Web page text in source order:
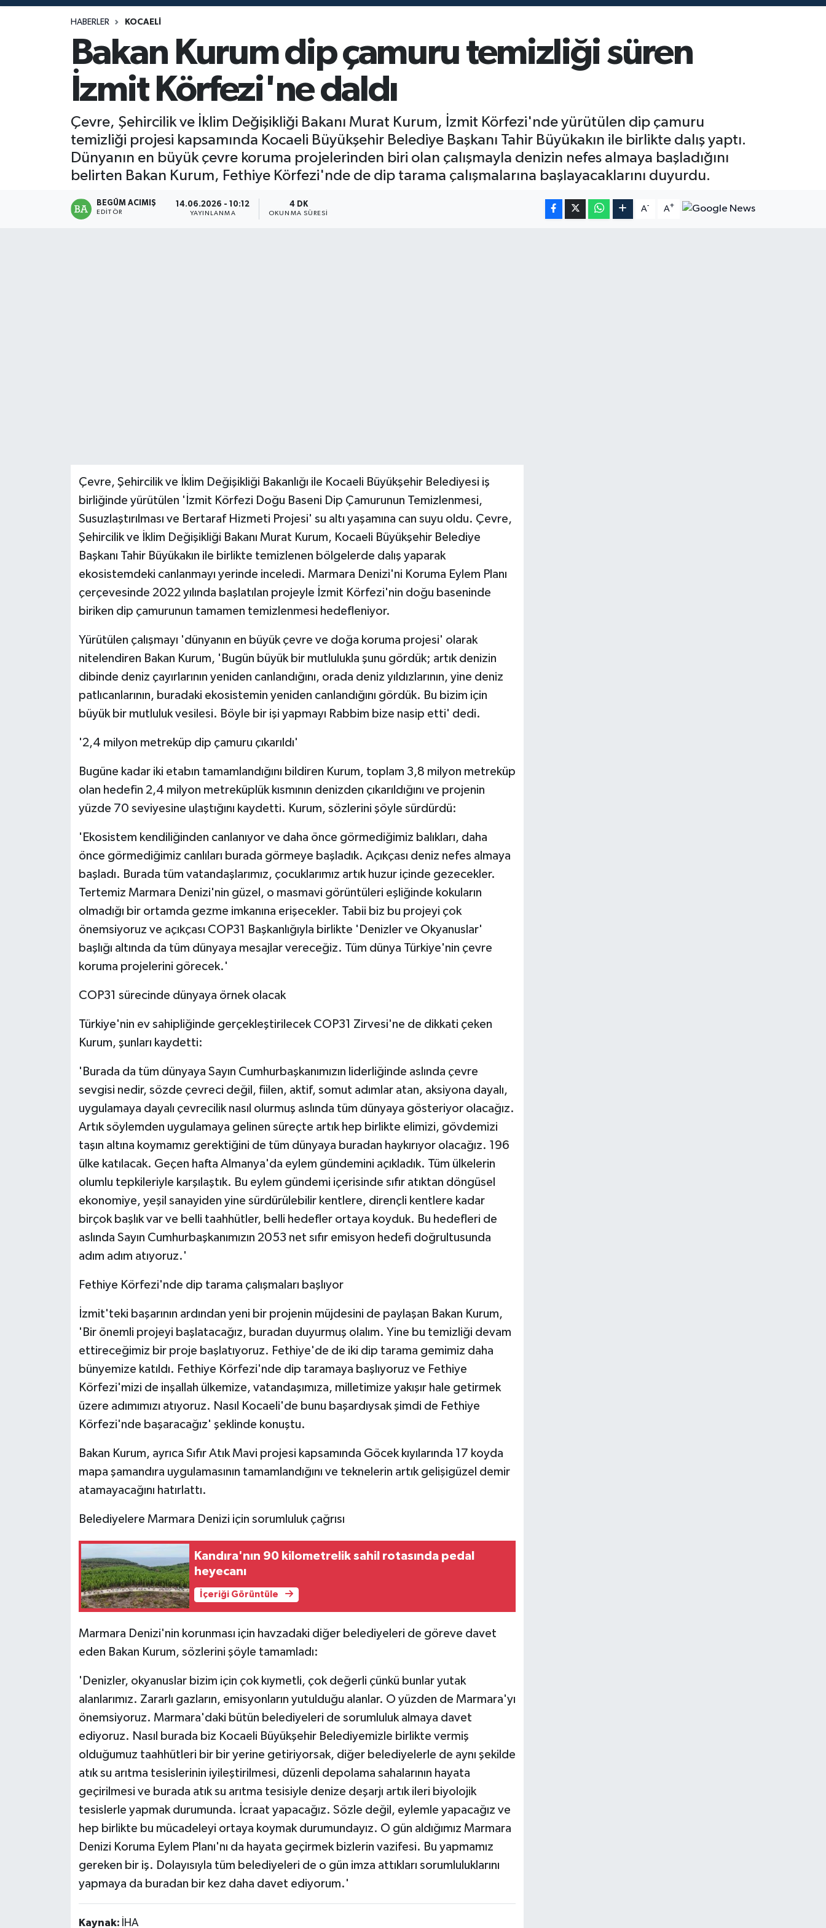
HABERLER KOCAELI
Bakan Kurum dip çamuru temizliği süren
İzmit Körfezi'ne daldı
Çevre, Şehircilik ve İklim Değişikliği Bakanı Murat Kurum, İzmit Körfezi'nde yürütülen dip çamuru
temizliği projesi kapsamında Kocaeli Büyükşehir Belediye Başkanı Tahir Büyükakın ile birlikte dalış yaptı.
Dünyanın en büyük çevre koruma projelerinden biri olan çalışmayla denizin nefes almaya başladığını
belirten Bakan Kurum, Fethiye Körfezi'nde de dip tarama çalışmalarına başlayacaklarını duyurdu.
BEGÜM ACIMIŞ
EDITÖR
14.06.2026 - 10:12
YAYINLANMA
4 DK
OKUNMA SÜRESI
A- A+
Çevre, Şehircilik ve İklim Değişikliği Bakanlığı ile Kocaeli Büyükşehir Belediyesi iş
birliğinde yürütülen 'İzmit Körfezi Doğu Baseni Dip Çamurunun Temizlenmesi,
Susuzlaştırılması ve Bertaraf Hizmeti Projesi' su altı yaşamına can suyu oldu. Çevre,
Şehircilik ve İklim Değişikliği Bakanı Murat Kurum, Kocaeli Büyükşehir Belediye
Başkanı Tahir Büyükakın ile birlikte temizlenen bölgelerde dalış yaparak
ekosistemdeki canlanmayı yerinde inceledi. Marmara Denizi'ni Koruma Eylem Planı
çerçevesinde 2022 yılında başlatılan projeyle İzmit Körfezi'nin doğu baseninde
biriken dip çamurunun tamamen temizlenmesi hedefleniyor.
Yürütülen çalışmayı 'dünyanın en büyük çevre ve doğa koruma projesi' olarak
nitelendiren Bakan Kurum, 'Bugün büyük bir mutlulukla şunu gördük; artık denizin
dibinde deniz çayırlarının yeniden canlandığını, orada deniz yıldızlarının, yine deniz
patlıcanlarının, buradaki ekosistemin yeniden canlandığını gördük. Bu bizim için
büyük bir mutluluk vesilesi. Böyle bir işi yapmayı Rabbim bize nasip etti' dedi.
'2,4 milyon metreküp dip çamuru çıkarıldı'
Bugüne kadar iki etabın tamamlandığını bildiren Kurum, toplam 3,8 milyon metreküp
olan hedefin 2,4 milyon metreküplük kısmının denizden çıkarıldığını ve projenin
yüzde 70 seviyesine ulaştığını kaydetti. Kurum, sözlerini şöyle sürdürdü:
'Ekosistem kendiliğinden canlanıyor ve daha önce görmediğimiz balıkları, daha
önce görmediğimiz canlıları burada görmeye başladık. Açıkçası deniz nefes almaya
başladı. Burada tüm vatandaşlarımız, çocuklarımız artık huzur içinde gezecekler.
Tertemiz Marmara Denizi'nin güzel, o masmavi görüntüleri eşliğinde kokuların
olmadığı bir ortamda gezme imkanına erişecekler. Tabii biz bu projeyi çok
önemsiyoruz ve açıkçası COP31 Başkanlığıyla birlikte 'Denizler ve Okyanuslar'
başlığı altında da tüm dünyaya mesajlar vereceğiz. Tüm dünya Türkiye'nin çevre
koruma projelerini görecek.'
COP31 sürecinde dünyaya örnek olacak
Türkiye'nin ev sahipliğinde gerçekleştirilecek COP31 Zirvesi'ne de dikkati çeken
Kurum, şunları kaydetti:
'Burada da tüm dünyaya Sayın Cumhurbaşkanımızın liderliğinde aslında çevre
sevgisi nedir, sözde çevreci değil, fiilen, aktif, somut adımlar atan, aksiyona dayalı,
uygulamaya dayalı çevrecilik nasıl olurmuş aslında tüm dünyaya gösteriyor olacağız.
Artık söylemden uygulamaya gelinen süreçte artık hep birlikte elimizi, gövdemizi
taşın altına koymamız gerektiğini de tüm dünyaya buradan haykırıyor olacağız. 196
ülke katılacak. Geçen hafta Almanya'da eylem gündemini açıkladık. Tüm ülkelerin
olumlu tepkileriyle karşılaştık. Bu eylem gündemi içerisinde sıfır atıktan döngüsel
ekonomiye, yeşil sanayiden yine sürdürülebilir kentlere, dirençli kentlere kadar
birçok başlık var ve belli taahhütler, belli hedefler ortaya koyduk. Bu hedefleri de
aslında Sayın Cumhurbaşkanımızın 2053 net sıfır emisyon hedefi doğrultusunda
adım adım atıyoruz.'
Fethiye Körfezi'nde dip tarama çalışmaları başlıyor
İzmit'teki başarının ardından yeni bir projenin müjdesini de paylaşan Bakan Kurum,
'Bir önemli projeyi başlatacağız, buradan duyurmuş olalım. Yine bu temizliği devam
ettireceğimiz bir proje başlatıyoruz. Fethiye'de de iki dip tarama gemimiz daha
bünyemize katıldı. Fethiye Körfezi'nde dip taramaya başlıyoruz ve Fethiye
Körfezi'mizi de inşallah ülkemize, vatandaşımıza, milletimize yakışır hale getirmek
üzere adımımızı atıyoruz. Nasıl Kocaeli'de bunu başardıysak şimdi de Fethiye
Körfezi'nde başaracağız' şeklinde konuştu.
Bakan Kurum, ayrıca Sıfır Atık Mavi projesi kapsamında Göcek kıyılarında 17 koyda
mapa şamandıra uygulamasının tamamlandığını ve teknelerin artık gelişigüzel demir
atamayacağını hatırlattı.
Belediyelere Marmara Denizi için sorumluluk çağrısı
Kandıra'nın 90 kilometrelik sahil rotasında pedal
heyecanı
İçeriği Görüntüle
Marmara Denizi'nin korunması için havzadaki diğer belediyeleri de göreve davet
eden Bakan Kurum, sözlerini şöyle tamamladı:
'Denizler, okyanuslar bizim için çok kıymetli, çok değerli çünkü bunlar yutak
alanlarımız. Zararlı gazların, emisyonların yutulduğu alanlar. O yüzden de Marmara'yı
önemsiyoruz. Marmara'daki bütün belediyeleri de sorumluluk almaya davet
ediyoruz. Nasıl burada biz Kocaeli Büyükşehir Belediyemizle birlikte vermiş
olduğumuz taahhütleri bir bir yerine getiriyorsak, diğer belediyelerle de aynı şekilde
atık su arıtma tesislerinin iyileştirilmesi, düzenli depolama sahalarının hayata
geçirilmesi ve burada atık su arıtma tesisiyle denize deşarjı artık ileri biyolojik
tesislerle yapmak durumunda. İcraat yapacağız. Sözle değil, eylemle yapacağız ve
hep birlikte bu mücadeleyi ortaya koymak durumundayız. O gün aldığımız Marmara
Denizi Koruma Eylem Planı'nı da hayata geçirmek bizlerin vazifesi. Bu yapmamız
gereken bir iş. Dolayısıyla tüm belediyeleri de o gün imza attıkları sorumluluklarını
yapmaya da buradan bir kez daha davet ediyorum.'
Kaynak: İHA
Magazin
Mersin Tarihi
Özel Haber
Resmi İlan